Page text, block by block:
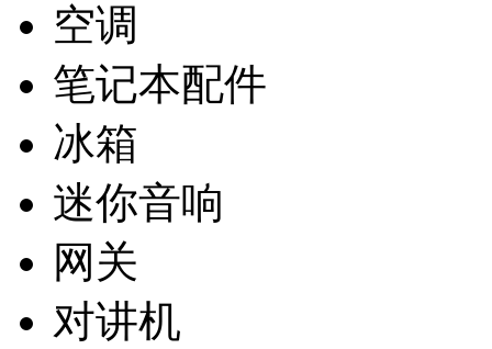
空调
笔记本配件
冰箱
迷你音响
网关
对讲机